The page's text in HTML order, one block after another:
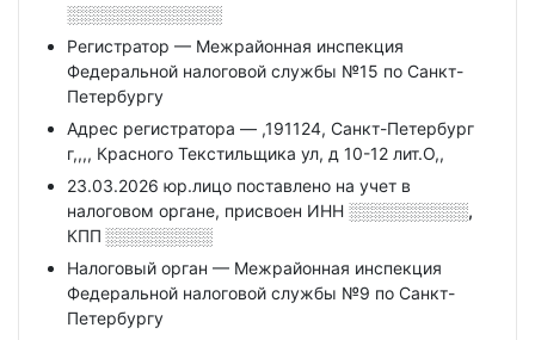
░░░░░░░░░░░░░
Регистратор — Межрайонная инспекция
Федеральной налоговой службы №15 по Санкт-
Петербургу
Адрес регистратора — ,191124, Санкт-Петербург
г,,,, Красного Текстильщика ул, д 10-12 лит.О,,
23.03.2026 юр.лицо поставлено на учет в
налоговом органе, присвоен ИНН ░░░░░░░░░░,
КПП ░░░░░░░░░
Налоговый орган — Межрайонная инспекция
Федеральной налоговой службы №9 по Санкт-
Петербургу